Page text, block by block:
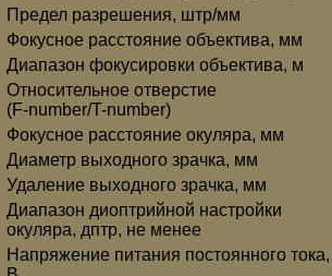
Предел разрешения, штр/мм
Фокусное расстояние объектива, мм
Диапазон фокусировки объектива, м
Относительное отверстие
(F-number/T-number)
Фокусное расстояние окуляра, мм
Диаметр выходного зрачка, мм
Удаление выходного зрачка, мм
Диапазон диоптрийной настройки
окуляра, дптр, не менее
Напряжение питания постоянного тока,